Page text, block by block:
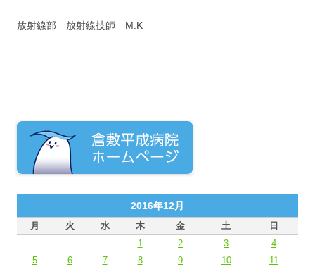
放射線部 放射線技師 M.K
2016年12月
月 火 水 木 金 土 日
1 2 3
4
5
6 7 8 9 10
11